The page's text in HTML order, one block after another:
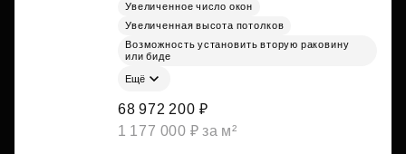
Увеличенное число окон
Увеличенная высота потолков
Возможность установить вторую раковину
или биде
Ещё
68 972 200 ₽
1 177 000 ₽ за м²